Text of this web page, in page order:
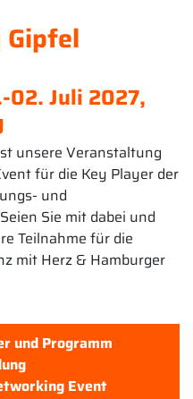
02. Juli 2027,
unsere Veranstaltung
für die Key Player der
und
Sie mit dabei und
Teilnahme für die
mit Herz & Hamburger
und Programm
Event